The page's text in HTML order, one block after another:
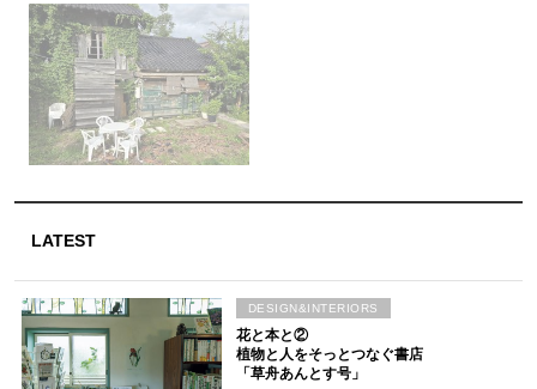
LATEST
花と本と②
植物と人をそっとつなぐ書店
「草舟あんとす号」
DESIGN&INTERIORS